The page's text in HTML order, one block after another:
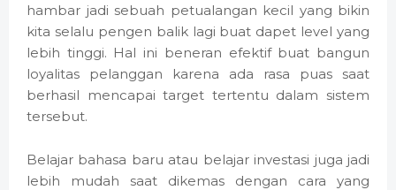
hambar jadi sebuah petualangan kecil yang bikin
kita selalu pengen balik lagi buat dapet level yang
lebih tinggi. Hal ini beneran efektif buat bangun
loyalitas pelanggan karena ada rasa puas saat
berhasil mencapai target tertentu dalam sistem
tersebut.
Belajar bahasa baru atau belajar investasi juga jadi
lebih mudah saat dikemas dengan cara yang